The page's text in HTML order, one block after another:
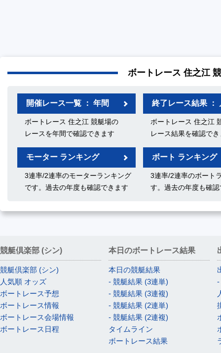
ボートレース 住之江
開催レース一覧 ： 年間
ボートレース 住之江 競艇場の
レースを年間で確認できます
終了レース結果 ：
ボートレース 住之江
レース結果を確認で
モーター ランキング
3連率/2連率のモーターランキング
です。過去の年度も確認できます
ボート ランキング
3連率/2連率のボート
す。過去の年度も確
競艇倶楽部 (シン)
競艇倶楽部 (シン)
人気順 オッズ
ボートレース予想
ボートレース情報
ボートレース会場情報
ボートレース日程
本日のボートレース結果
本日の競艇結果
- 競艇結果 (3連単)
- 競艇結果 (3連複)
- 競艇結果 (2連単)
- 競艇結果 (2連複)
タイムライン
ボートレース結果
-